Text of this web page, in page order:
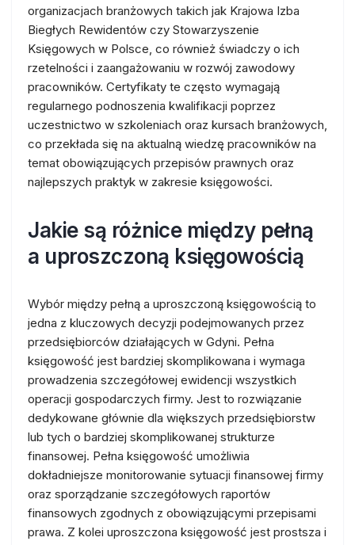
organizacjach branżowych takich jak Krajowa Izba
Biegłych Rewidentów czy Stowarzyszenie
Księgowych w Polsce, co również świadczy o ich
rzetelności i zaangażowaniu w rozwój zawodowy
pracowników. Certyfikaty te często wymagają
regularnego podnoszenia kwalifikacji poprzez
uczestnictwo w szkoleniach oraz kursach branżowych,
co przekłada się na aktualną wiedzę pracowników na
temat obowiązujących przepisów prawnych oraz
najlepszych praktyk w zakresie księgowości.
Jakie są różnice między pełną
a uproszczoną księgowością
Wybór między pełną a uproszczoną księgowością to
jedna z kluczowych decyzji podejmowanych przez
przedsiębiorców działających w Gdyni. Pełna
księgowość jest bardziej skomplikowana i wymaga
prowadzenia szczegółowej ewidencji wszystkich
operacji gospodarczych firmy. Jest to rozwiązanie
dedykowane głównie dla większych przedsiębiorstw
lub tych o bardziej skomplikowanej strukturze
finansowej. Pełna księgowość umożliwia
dokładniejsze monitorowanie sytuacji finansowej firmy
oraz sporządzanie szczegółowych raportów
finansowych zgodnych z obowiązującymi przepisami
prawa. Z kolei uproszczona księgowość jest prostsza i